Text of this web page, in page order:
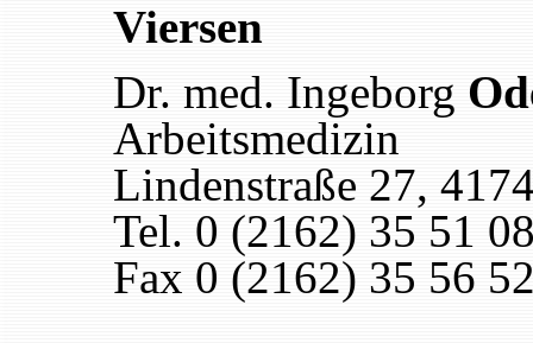
Viersen
Dr. med. Ingeborg
Arbeitsmedizin
Lindenstraße 27,
Tel. 0 (2162) 35 51
Fax 0 (2162) 35 56